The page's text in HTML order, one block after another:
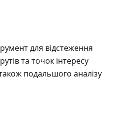
для відстеження
та точок інтересу
подальшого аналізу